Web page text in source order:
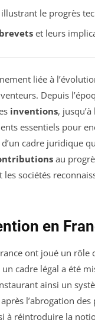
le progrès
brevetset leurs
liée à
Depuis
inventions,
essentiels pour
cadre juridique
au
les sociétés
en
ont joué un rôle
cadre légal a été
ainsi un
l’abrogation
à réintroduire la